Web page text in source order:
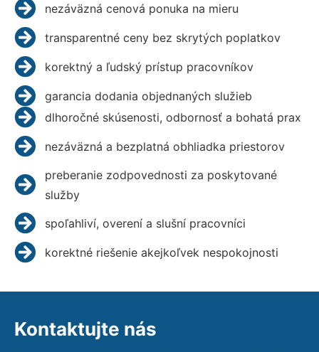
nezáväzná cenová ponuka na mieru
transparentné ceny bez skrytých poplatkov
korektný a ľudský prístup pracovníkov
garancia dodania objednaných služieb
dlhoročné skúsenosti, odbornosť a bohatá prax
nezáväzná a bezplatná obhliadka priestorov
preberanie zodpovednosti za poskytované
služby
spoľahliví, overení a slušní pracovníci
korektné riešenie akejkoľvek nespokojnosti
Kontaktujte nás